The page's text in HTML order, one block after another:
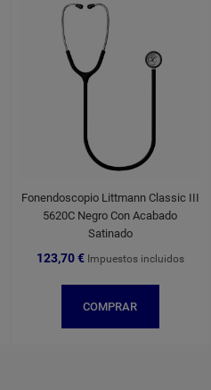
Fonendoscopio Littmann Classic III
5620C Negro Con Acabado
Satinado
123,70 € Impuestos incluidos
COMPRAR